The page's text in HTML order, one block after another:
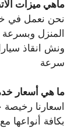
ماهي ميزات
نحن نعمل في
المنزل
ونش انقاذ
سرعة
ما هي أسعار
اسعارنا
بكافة أنواعها